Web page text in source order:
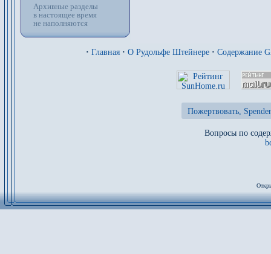
Архивные разделы
в настоящее время
не наполняются
· Главная · О Рудольфе Штейнере · Содержание
Пожертвовать,
Вопросы по